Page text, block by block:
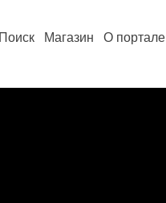
Магазин О портале